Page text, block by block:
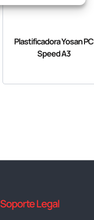
Plastificadora Yosan PC
Speed A3
Soporte Legal